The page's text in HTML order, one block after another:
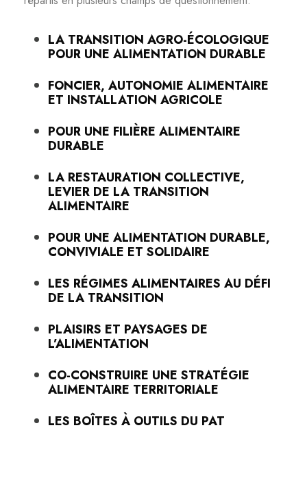
LA TRANSITION AGRO-ÉCOLOGIQUE
POUR UNE ALIMENTATION DURABLE
FONCIER, AUTONOMIE ALIMENTAIRE
ET INSTALLATION AGRICOLE
POUR UNE FILIÈRE ALIMENTAIRE
DURABLE
LA RESTAURATION COLLECTIVE,
LEVIER DE LA TRANSITION
ALIMENTAIRE
POUR UNE ALIMENTATION DURABLE,
CONVIVIALE ET SOLIDAIRE
LES RÉGIMES ALIMENTAIRES AU DÉFI
DE LA TRANSITION
PLAISIRS ET PAYSAGES DE
L’ALIMENTATION
CO-CONSTRUIRE UNE STRATÉGIE
ALIMENTAIRE TERRITORIALE
LES BOÎTES À OUTILS DU PAT